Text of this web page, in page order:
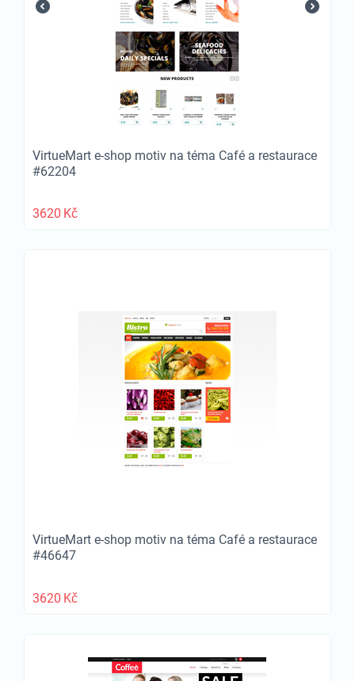
VirtueMart e-shop motiv na téma Café a restaurace
#62204
3620 Kč
VirtueMart e-shop motiv na téma Café a restaurace
#46647
3620 Kč